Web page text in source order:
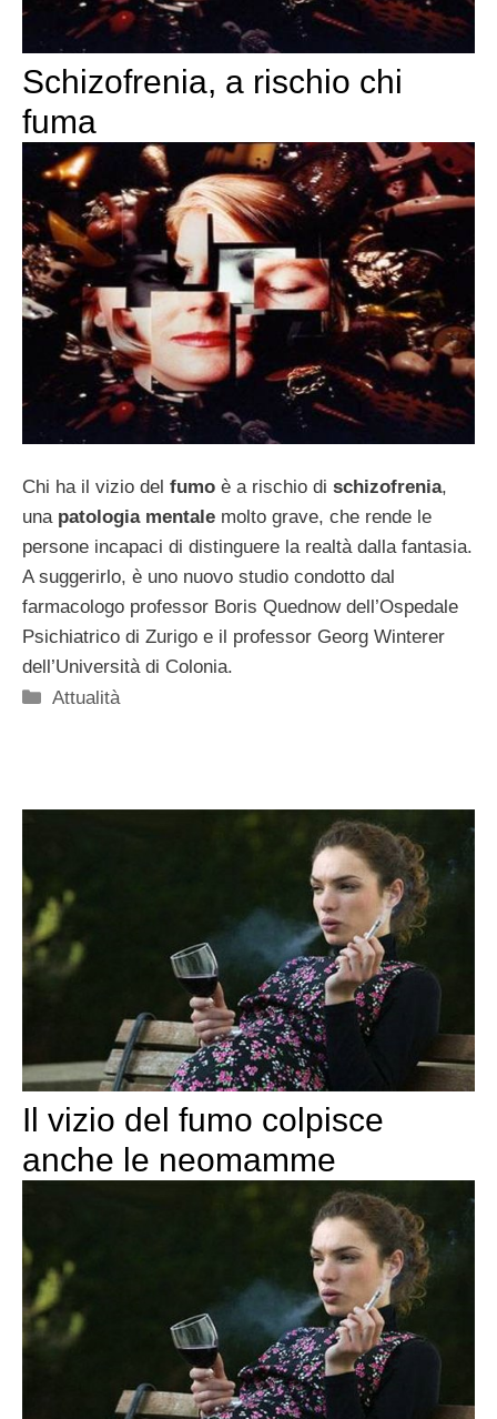
Schizofrenia, a rischio chi
fuma
Chi ha il vizio del fumo è a rischio di schizofrenia,
una patologia mentale molto grave, che rende le
persone incapaci di distinguere la realtà dalla fantasia.
A suggerirlo, è uno nuovo studio condotto dal
farmacologo professor Boris Quednow dell’Ospedale
Psichiatrico di Zurigo e il professor Georg Winterer
dell’Università di Colonia.
Categorie
Attualità
Il vizio del fumo colpisce
anche le neomamme